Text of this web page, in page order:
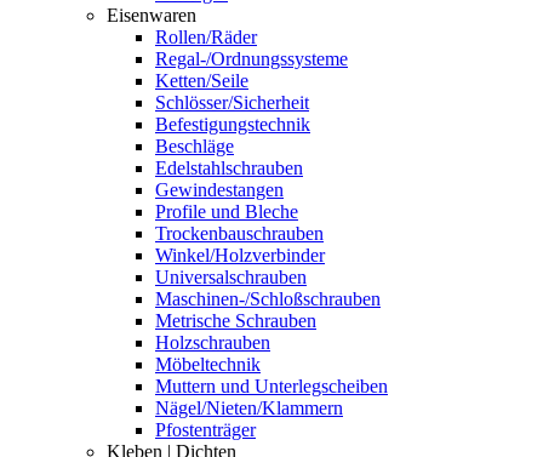
Eisenwaren
Rollen/Räder
Regal-/Ordnungssysteme
Ketten/Seile
Schlösser/Sicherheit
Befestigungstechnik
Beschläge
Edelstahlschrauben
Gewindestangen
Profile und Bleche
Trockenbauschrauben
Winkel/Holzverbinder
Universalschrauben
Maschinen-/Schloßschrauben
Metrische Schrauben
Holzschrauben
Möbeltechnik
Muttern und Unterlegscheiben
Nägel/Nieten/Klammern
Pfostenträger
Kleben | Dichten